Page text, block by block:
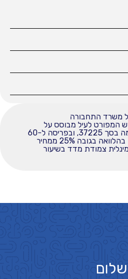
משרד התחבורה
המפורט לעיל מבוסס על
עסקה הכוללת מקדמה בסך 37225, ובפריסה ל-60
תשלומים. רכיב הבלון בהלוואה בגובה 25% ממחיר
צמודת מדד בשיעור